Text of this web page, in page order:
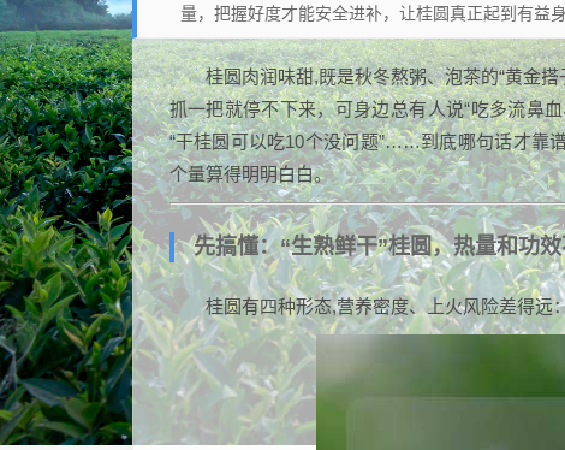
量，把握好度才能安全进补，让桂圆真正起到有益身
桂圆肉润味甜,既是秋冬熬粥、泡茶的“黄金
抓一把就停不下来，可身边总有人说“吃多流鼻
“干桂圆可以吃10个没问题”……到底哪句话才靠
个量算得明明白白。
先搞懂：“生熟鲜干”桂圆，热量和功
桂圆有四种形态,营养密度、上火风险差得远